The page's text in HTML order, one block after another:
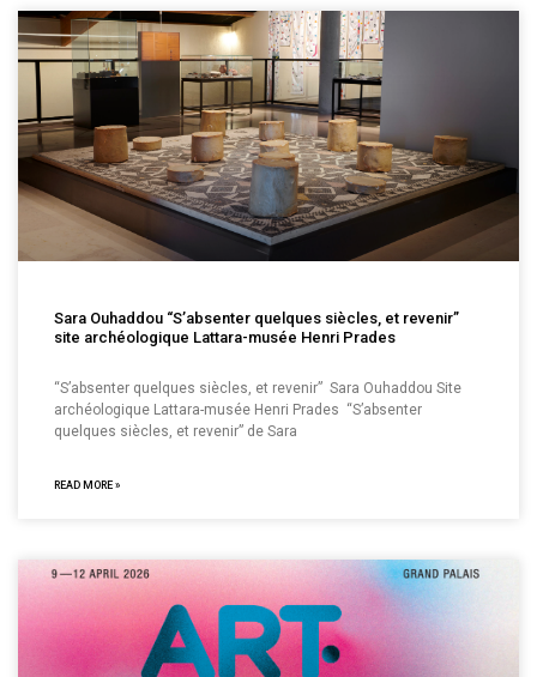
Sara Ouhaddou “S’absenter quelques siècles, et revenir”
site archéologique Lattara-musée Henri Prades
“S’absenter quelques siècles, et revenir” Sara Ouhaddou Site
archéologique Lattara-musée Henri Prades “S’absenter
quelques siècles, et revenir” de Sara
READ MORE »